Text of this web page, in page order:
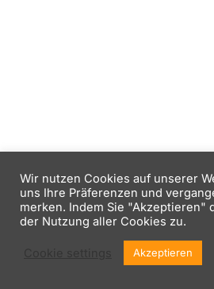
Wir nutzen Cookies auf unserer
uns Ihre Präferenzen und
merken. Indem Sie "Akzeptieren"
der Nutzung aller Cookies zu.
Akzeptieren